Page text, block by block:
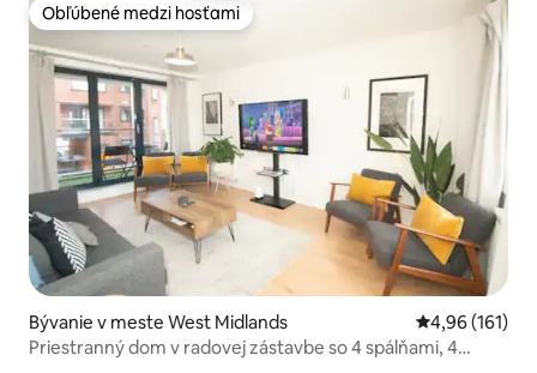
Obľúbené medzi hosťami
Obľúbené medzi hosťami
Bývanie v meste West Midlands Priemerné
4,96 (161)
Priestranný dom v radovej zástavbe so 4 spálňami, 4